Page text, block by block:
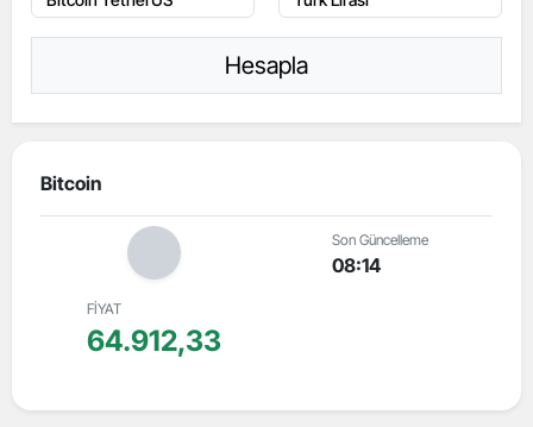
Hesapla
Bitcoin
Son Güncelleme
08:14
FİYAT
64.912,33